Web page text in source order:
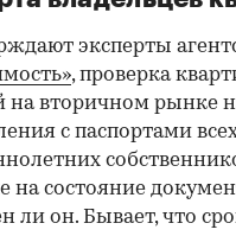
эксперты
, проверка
на вторичном рынке
с паспортами
на состояние
ли он. Бывает, что